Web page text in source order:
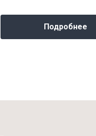
Подробнее